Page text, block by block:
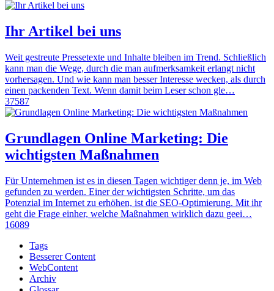
Ihr Artikel bei uns
Weit gestreute Pressetexte und Inhalte bleiben im Trend. Schließlich
kann man die Wege, durch die man aufmerksamkeit erlangt nicht
vorhersagen. Und wie kann man besser Interesse wecken, als durch
einen packenden Text. Wenn damit beim Leser schon gle…
37587
Grundlagen Online Marketing: Die
wichtigsten Maßnahmen
Für Unternehmen ist es in diesen Tagen wichtiger denn je, im Web
gefunden zu werden. Einer der wichtigsten Schritte, um das
Potenzial im Internet zu erhöhen, ist die SEO-Optimierung. Mit ihr
geht die Frage einher, welche Maßnahmen wirklich dazu geei…
16089
Tags
Besserer Content
WebContent
Archiv